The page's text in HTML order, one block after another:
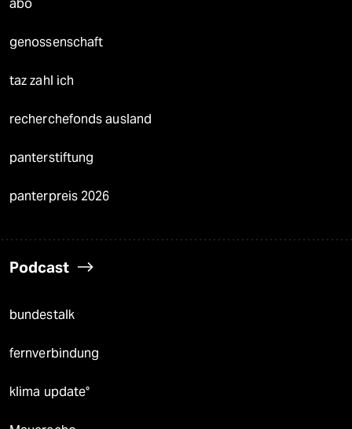
abo
genossenschaft
taz zahl ich
recherchefonds ausland
panterstiftung
panterpreis 2026
Podcast
bundestalk
fernverbindung
klima update°